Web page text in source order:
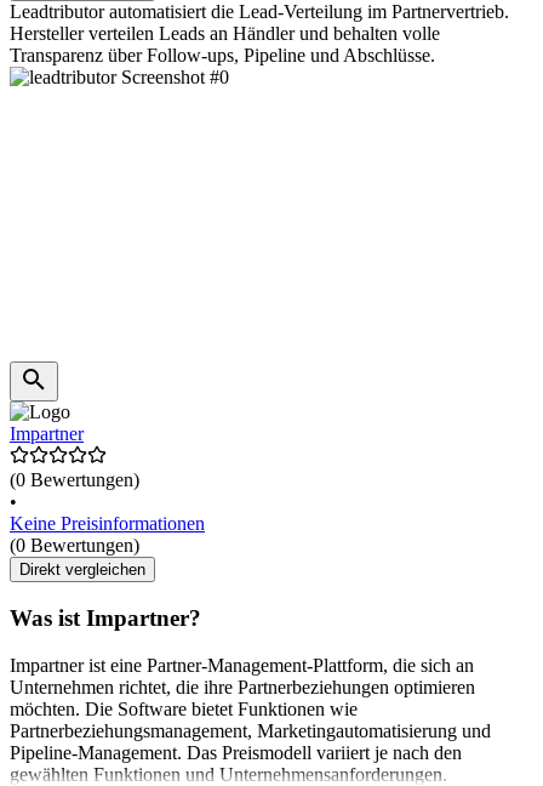
Leadtributor automatisiert die Lead-Verteilung im Partnervertrieb.
Hersteller verteilen Leads an Händler und behalten volle
Transparenz über Follow-ups, Pipeline und Abschlüsse.
Impartner
(0 Bewertungen)
•
Keine Preisinformationen
(0 Bewertungen)
Direkt vergleichen
Was ist Impartner?
Impartner ist eine Partner-Management-Plattform, die sich an
Unternehmen richtet, die ihre Partnerbeziehungen optimieren
möchten. Die Software bietet Funktionen wie
Partnerbeziehungsmanagement, Marketingautomatisierung und
Pipeline-Management. Das Preismodell variiert je nach den
gewählten Funktionen und Unternehmensanforderungen.